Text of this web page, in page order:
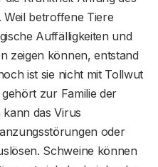
betroffene Tiere
Auffälligkeiten und
zeigen können, entstand
ist sie nicht mit Tollwut
zur Familie der
das Virus
oder
Schweine können